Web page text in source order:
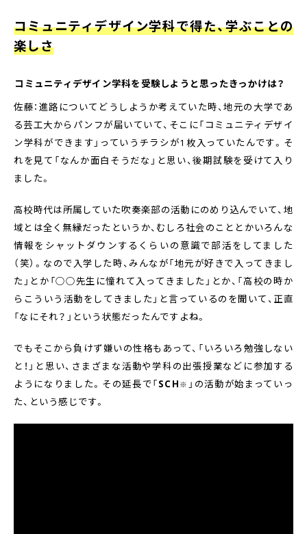
コミュニティデザイン学科で得た、学ぶことの
楽しさ
――コミュニティデザイン学科を受験しようと思ったきっかけは？
佐藤：進路についてどうしようか考えていた時、地元の大学であ
る芸工大からパンフが届いていて、そこに「コミュニティデザイ
ン学科ができます」っていうチラシが1枚入っていたんです。そ
れを見て「なんか面白そうだな」と思い、後期試験を受けて入り
ました。
高校時代は所属していた吹奏楽部の活動にのめり込んでいて、地
域とは全く無縁だったというか、むしろ社会のこととかいろんな
情報をシャットダウンするくらいの意識で部活をしてました
（笑）。なので入学した時、みんなが「地元が好きで入ってきまし
た」とか「○○先生に憧れて入ってきました」とか、「高校の時か
らこういう活動をしてきました」と言っているのを聞いて、正直
「なにそれ？」という状態だったんですよね。
でもそこから負けず嫌いの性格もあって、「いろいろ勉強しない
と！」と思い、さまざまな活動や学科の出張授業などに参加する
ようになりました。その延長で「SCH ※ 」の活動が始まっていっ
た、という感じです。